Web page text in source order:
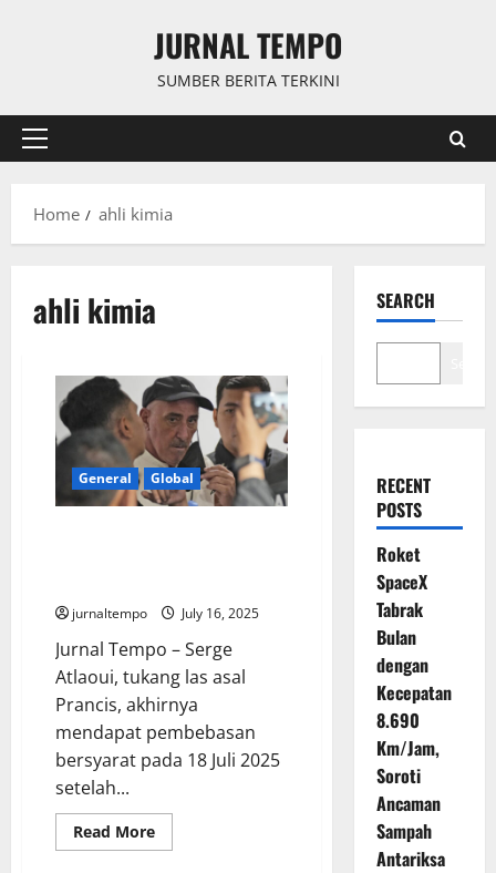
JURNAL TEMPO
SUMBER BERITA TERKINI
Primary
Home
ahli kimia
ahli kimia
General Global
jurnaltempo July 16, 2025
Jurnal Tempo – Serge
Atlaoui, tukang las asal
Prancis, akhirnya
mendapat pembebasan
bersyarat pada 18 Juli 2025
setelah...
Read MoreRead
more
SEARCH
RECENT
POSTS
Roket
SpaceX
Tabrak
Bulan
dengan
Kecepatan
8.690
Km/Jam,
Soroti
Ancaman
Sampah
Antariksa